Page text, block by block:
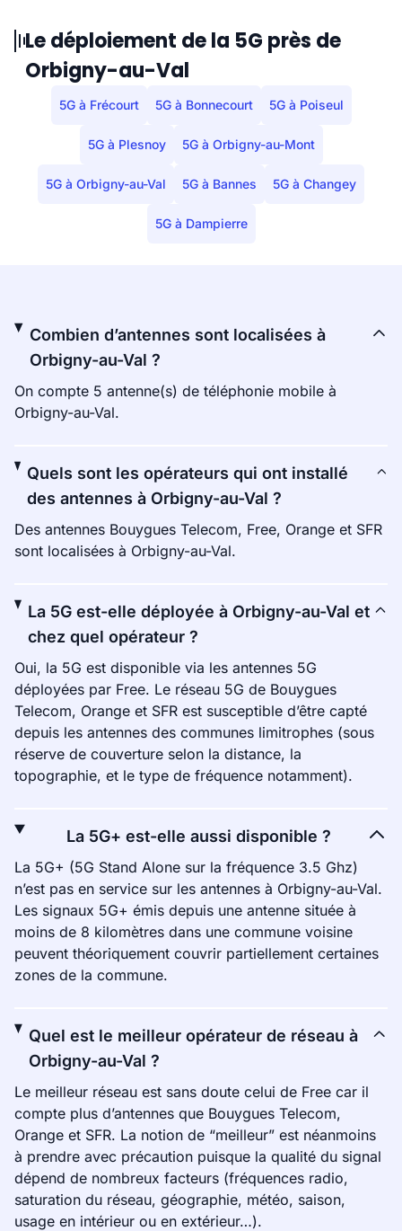
Le déploiement de la 5G près de
Orbigny-au-Val
5G à Frécourt 5G à Bonnecourt 5G à Poiseul
5G à Plesnoy 5G à Orbigny-au-Mont
5G à Orbigny-au-Val 5G à Bannes 5G à Changey
5G à Dampierre
Combien d’antennes sont localisées à
Orbigny-au-Val ?
On compte 5 antenne(s) de téléphonie mobile à
Orbigny-au-Val.
Quels sont les opérateurs qui ont installé
des antennes à Orbigny-au-Val ?
Des antennes Bouygues Telecom, Free, Orange et SFR
sont localisées à Orbigny-au-Val.
La 5G est-elle déployée à Orbigny-au-Val et
chez quel opérateur ?
Oui, la 5G est disponible via les antennes 5G
déployées par Free. Le réseau 5G de Bouygues
Telecom, Orange et SFR est susceptible d’être capté
depuis les antennes des communes limitrophes (sous
réserve de couverture selon la distance, la
topographie, et le type de fréquence notamment).
La 5G+ est-elle aussi disponible ?
La 5G+ (5G Stand Alone sur la fréquence 3.5 Ghz)
n’est pas en service sur les antennes à Orbigny-au-Val.
Les signaux 5G+ émis depuis une antenne située à
moins de 8 kilomètres dans une commune voisine
peuvent théoriquement couvrir partiellement certaines
zones de la commune.
Quel est le meilleur opérateur de réseau à
Orbigny-au-Val ?
Le meilleur réseau est sans doute celui de Free car il
compte plus d’antennes que Bouygues Telecom,
Orange et SFR. La notion de “meilleur” est néanmoins
à prendre avec précaution puisque la qualité du signal
dépend de nombreux facteurs (fréquences radio,
saturation du réseau, géographie, météo, saison,
usage en intérieur ou en extérieur…).